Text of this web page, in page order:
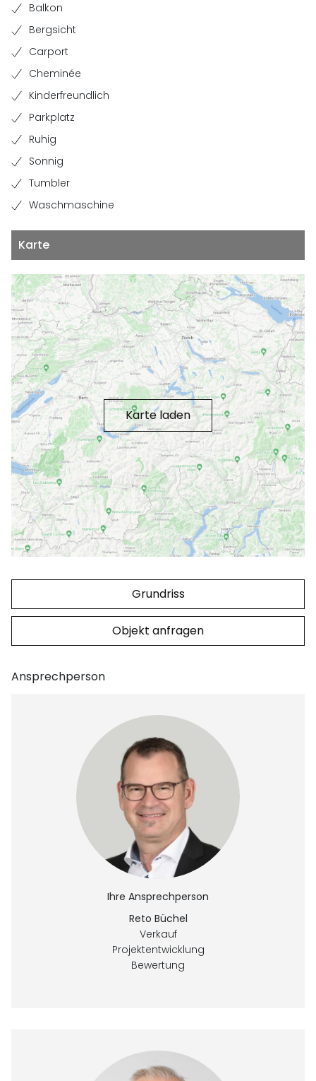
Balkon
Bergsicht
Carport
Cheminée
Kinderfreundlich
Parkplatz
Ruhig
Sonnig
Tumbler
Waschmaschine
Karte
Karte laden
Grundriss
Objekt anfragen
Ansprechperson
Ihre Ansprechperson
Reto Büchel
Verkauf
Projektentwicklung
Bewertung